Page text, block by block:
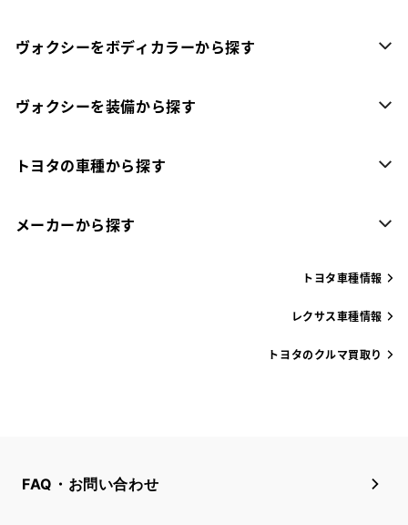
ヴォクシーをボディカラーから探す
ヴォクシーを装備から探す
トヨタの車種から探す
メーカーから探す
トヨタ車種情報
レクサス車種情報
トヨタのクルマ買取り
FAQ・お問い合わせ